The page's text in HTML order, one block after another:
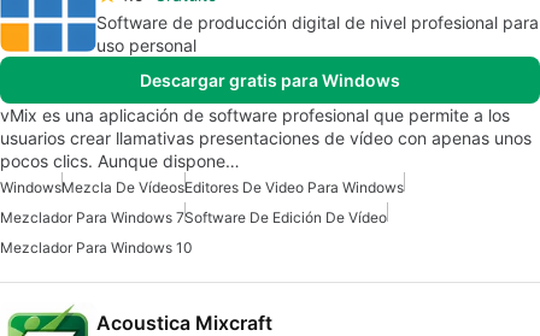
Software de producción digital de nivel profesional para
uso personal
Descargar gratis para Windows
vMix es una aplicación de software profesional que permite a los
usuarios crear llamativas presentaciones de vídeo con apenas unos
pocos clics. Aunque dispone…
WindowsMezcla De VídeosEditores De Video Para Windows
Mezclador Para Windows 7Software De Edición De Vídeo
Mezclador Para Windows 10
Acoustica Mixcraft